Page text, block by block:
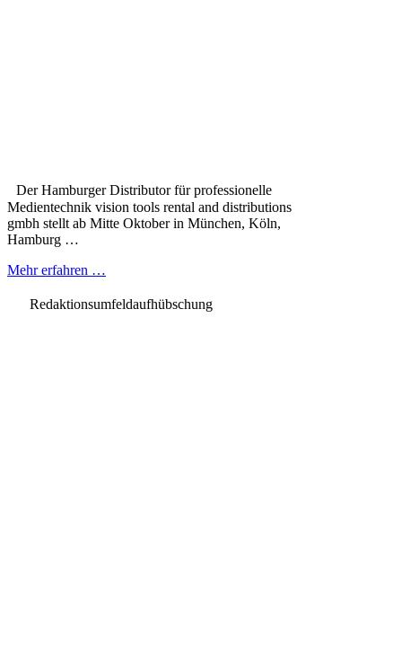
Der Hamburger Distributor für professionelle
Medientechnik vision tools rental and distributions
gmbh stellt ab Mitte Oktober in München, Köln,
Hamburg …
Mehr erfahren …
Redaktionsumfeldaufhübschung